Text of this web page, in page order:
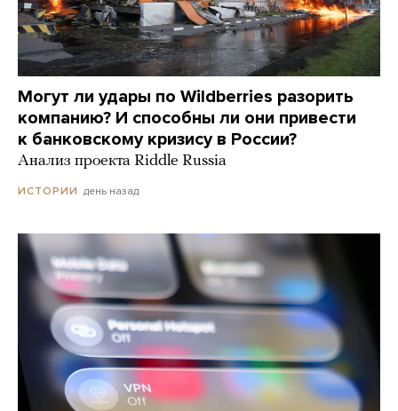
Могут ли удары по Wildberries разорить
компанию? И способны ли они привести
к банковскому кризису в России?
Анализ проекта Riddle Russia
ИСТОРИИ день назад